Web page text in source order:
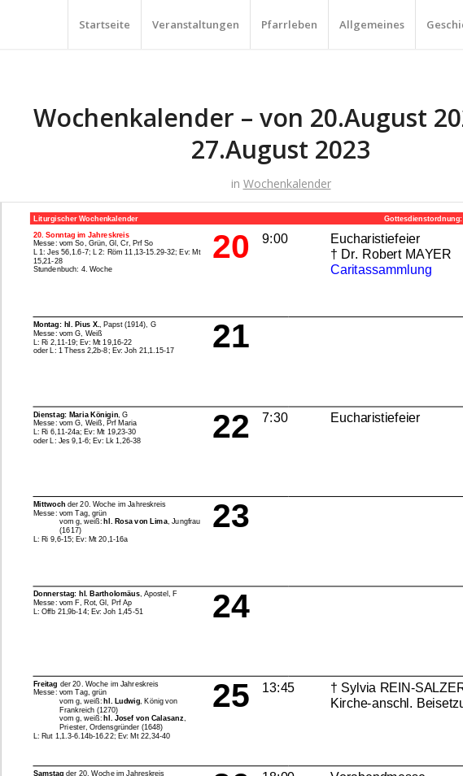
Startseite Veranstaltungen Pfarrleben Allgemeines
Wochenkalender – von 20.August
27.August 2023
in Wochenkalender